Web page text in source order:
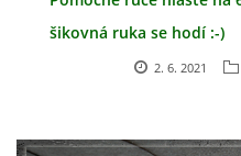
šikovná ruka se hodí :-)
DLOUHO BUDE POTŘEBA
2. 6. 2021